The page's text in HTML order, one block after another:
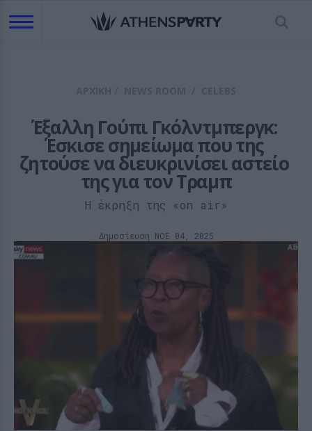
Έξαλλη Γούπι Γκόλντμπεργκ:
Έσκισε σημείωμα που της
ζητούσε να διευκρινίσει αστείο
της για τον Τραμπ
Η έκρηξη της «on air»
Δημοσίευση ΝΟE 04, 2025